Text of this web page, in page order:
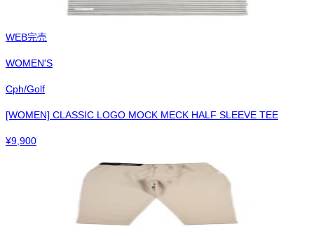
WEB完売
WOMEN'S
Cph/Golf
[WOMEN] CLASSIC LOGO MOCK MECK HALF SLEEVE TEE
¥9,900